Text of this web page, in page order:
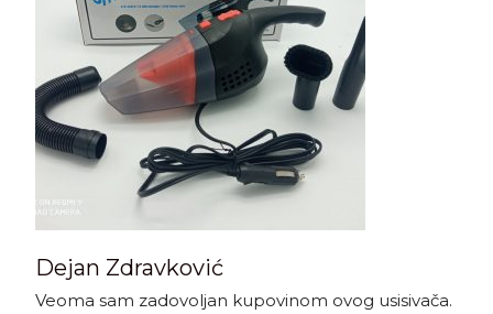
Dejan Zdravković
Veoma sam zadovoljan kupovinom ovog usisivača.